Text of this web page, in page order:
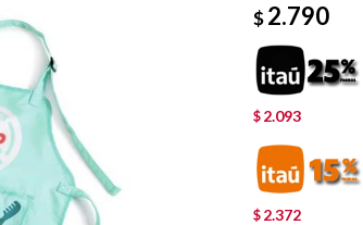
$2.790
$ 2.093
$ 2.372